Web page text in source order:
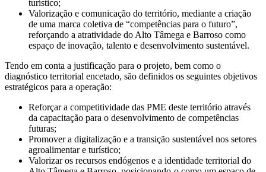
turístico;
Valorização e comunicação do território, mediante a criação
de uma marca coletiva de “competências para o futuro”,
reforçando a atratividade do Alto Tâmega e Barroso como
espaço de inovação, talento e desenvolvimento sustentável.
Tendo em conta a justificação para o projeto, bem como o
diagnóstico territorial encetado, são definidos os seguintes objetivos
estratégicos para a operação:
Reforçar a competitividade das PME deste território através
da capacitação para o desenvolvimento de competências
futuras;
Promover a digitalização e a transição sustentável nos setores
agroalimentar e turístico;
Valorizar os recursos endógenos e a identidade territorial do